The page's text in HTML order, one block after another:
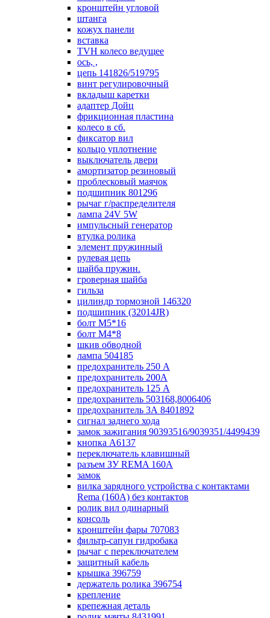
кронштейн угловой
штанга
кожух панели
вставка
TVH колесо ведущее
ось, ,
цепь 141826/519795
винт регулировочный
вкладыш каретки
адаптер Дойц
фрикционная пластина
колесо в сб.
фиксатор вил
кольцо уплотнение
выключатель двери
амортизатор резиновый
проблесковый маячок
подшипник 801296
рычаг г/распределителя
лампа 24V 5W
импульсный генератор
втулка ролика
элемент пружинный
рулевая цепь
шайба пружин.
гроверная шайба
гильза
цилиндр тормозной 146320
подшипник (32014JR)
болт М5*16
болт М4*8
шкив обводной
лампа 504185
предохранитель 250 А
предохранитель 200А
предохранитель 125 А
предохранитель 503168,8006406
предохранитель 3А 8401892
сигнал заднего хода
замок зажигания 90393516/9039351/4499439
кнопка А6137
переключатель клавишный
разъем ЗУ REMA 160А
замок
вилка зарядного устройства с контактами
Rema (160А) без контактов
ролик вил одинарный
консоль
кронштейн фары 707083
фильтр-сапун гидробака
рычаг с переключателем
защитный кабель
крышка 396759
держатель ролика 396754
крепление
крепежная деталь